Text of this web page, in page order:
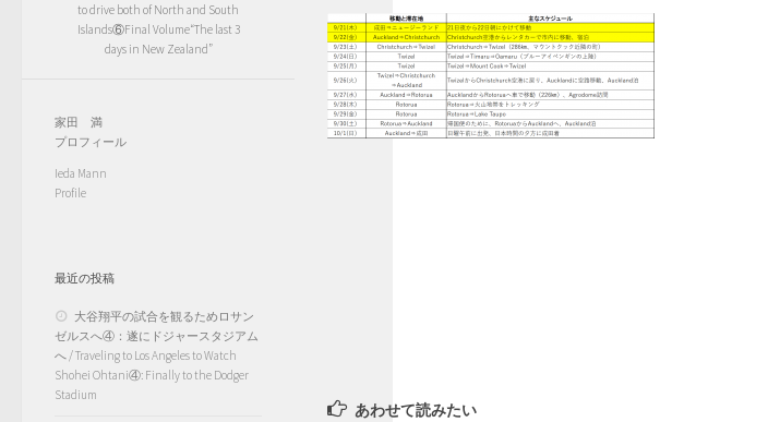
あわせて読みたい
to drive both of North and South
Islands⑥Final Volume“The last 3
days in New Zealand”
家田 満
プロフィール
Ieda Mann
Profile
最近の投稿
大谷翔平の試合を観るためロサン
ゼルスへ④：遂にドジャースタジアム
へ / Traveling to Los Angeles to Watch
Shohei Ohtani④: Finally to the Dodger
Stadium